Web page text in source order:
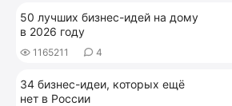
50 лучших бизнес-идей на дому
в 2026 году
1165211 4
34 бизнес-идеи, которых ещё
нет в России